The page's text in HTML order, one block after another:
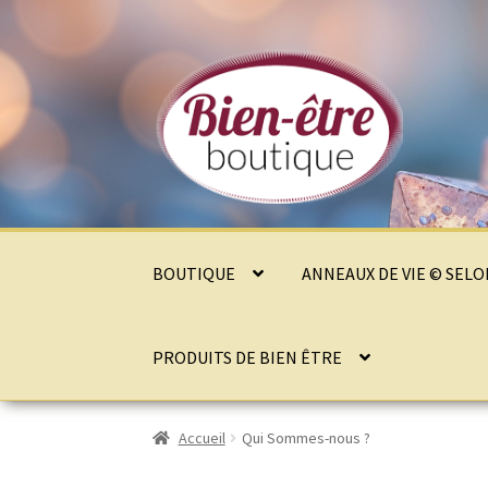
la
navigation
contenu
BOUTIQUE ANNEAUX DE VIE ©
PRODUITS DE BIEN ÊTRE
Accueil Qui Sommes-nous ?